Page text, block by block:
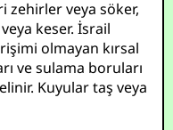
zehirler veya söker,
keser. İsrail
olmayan kırsal
ve sulama boruları
Kuyular taş veya